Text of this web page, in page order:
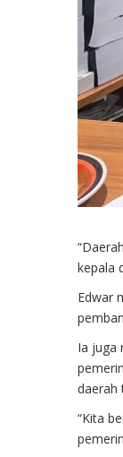
kepala
Edwar
Ia juga
daerah
“Kita